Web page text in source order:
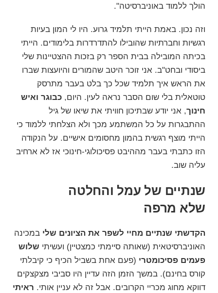
הולך ללמוד באוניברסיטה".
וזה נכון. באמת הייתי תלמיד גרוע. היו לי המון בעיות
רגשיות וחברתיות שהובילו להתדרדרות בלימודים. הייתי
בכיתה המובילה בבית הספר רק בזכות ההצטיינות שלי
ביסודי ובחט"ב. אני זוכר היטב שהמורים והיועצות שברו
את הראש איך תלמיד שכל כך בלט בעבר מתרסק
טוטאלית בלי שום הסבר נראה לעין. היום, כבוגר ואיש
חינוך, אני יודע שבתיכון חוויתי את שיאו של גיל
ההתבגרות על כל המשתמע מכך ולא הצלחתי ללמוד כי
הייתי מוצף רגשית בהמון מחסומים אישיים. על הנקודה
הזו כתבתי בעבר מההיבט פסיכולוגי-חינוכי אז לא ארחיב
עליה שוב.
שנתיים של עמל והחלטה
שלא מרפה
הקדשתי שנתיים מחיי לשפר את הציונים שלי במכינה
האוניברסיטאית (שאותה סיימתי כמצטיין) ועשיתי שלוש
פעמים פסיכומטרי (פעם אחת בשביל הכיף כי קיבלתי
קורס בחינם). במשך הזמן הזה עדיין היו סביבי מצקצקים
דווקא מחוג מכריי הקרובים. אבל זה לא עניין אותי. ראיתי